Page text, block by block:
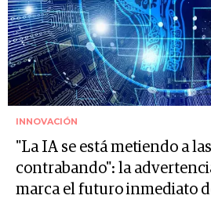
INNOVACIÓN
"La IA se está metiendo a
contrabando": la
marca el futuro inmediato